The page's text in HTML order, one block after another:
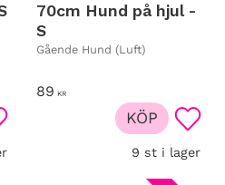
till i favoriter
70cm Hund på hjul -
S
Gående Hund (Luft)
89 KR
9 st i lager
KÖP